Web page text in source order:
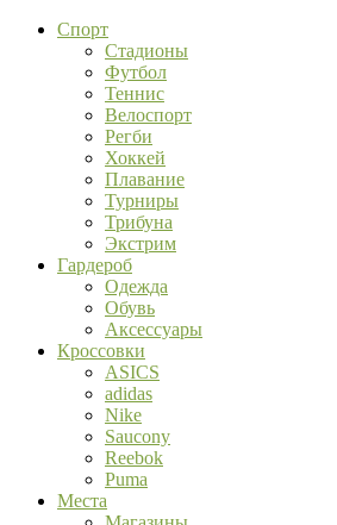
Спорт
Стадионы
Футбол
Теннис
Велоспорт
Регби
Хоккей
Плавание
Турниры
Трибуна
Экстрим
Гардероб
Одежда
Обувь
Аксессуары
Кроссовки
ASICS
adidas
Nike
Saucony
Reebok
Puma
Места